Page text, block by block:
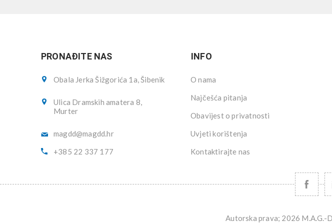
PRONAĐITE NAS
Obala Jerka Šižgorića 1a, Šibenik
Ulica Dramskih amatera 8,
Murter
magdd@magdd.hr
+385 22 337 177
INFO
O nama
Najčešća pitanja
Obavijest o privatnosti
Uvjeti korištenja
Kontaktirajte nas
Autorska prava; 2026 M.A.G.-